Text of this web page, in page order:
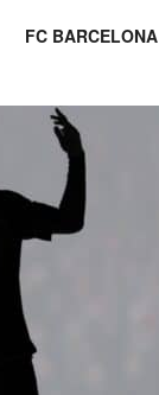
FC BARCELONA